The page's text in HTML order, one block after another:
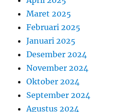
Maret 2025
Februari 2025
Januari 2025
Desember 2024
November 2024
Oktober 2024
September 2024
Agustus 2024